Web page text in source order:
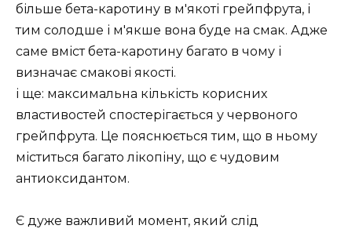
більше бета-каротину в м'якоті грейпфрута, і
тим солодше і м'якше вона буде на смак. Адже
саме вміст бета-каротину багато в чому і
визначає смакові якості.
і ще: максимальна кількість корисних
властивостей спостерігається у червоного
грейпфрута. Це пояснюється тим, що в ньому
міститься багато лікопіну, що є чудовим
антиоксидантом.
Є дуже важливий момент, який слід